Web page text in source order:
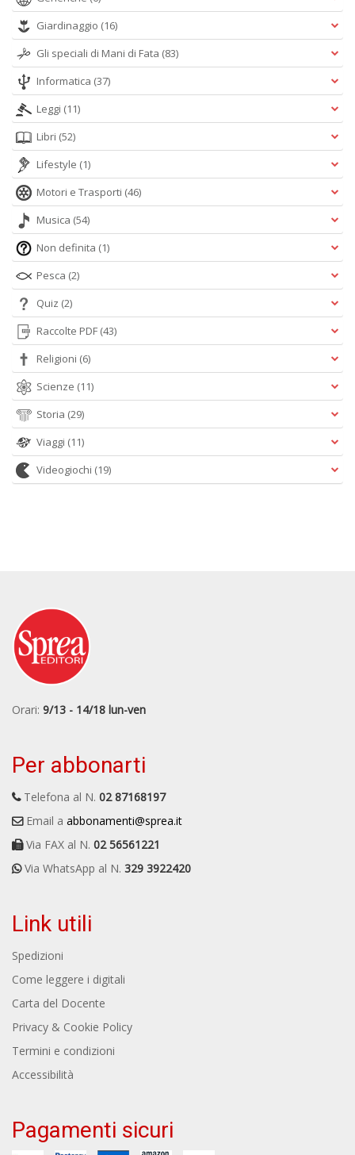
Giardinaggio (16)
Gli speciali di Mani di Fata (83)
Informatica (37)
Leggi (11)
Libri (52)
Lifestyle (1)
Motori e Trasporti (46)
Musica (54)
Non definita (1)
Pesca (2)
Quiz (2)
Raccolte PDF (43)
Religioni (6)
Scienze (11)
Storia (29)
Viaggi (11)
Videogiochi (19)
Orari: 9/13 - 14/18 lun-ven
Per abbonarti
Telefona al N. 02 87168197
Email a abbonamenti@sprea.it
Via FAX al N. 02 56561221
Via WhatsApp al N. 329 3922420
Link utili
Spedizioni
Come leggere i digitali
Carta del Docente
Privacy & Cookie Policy
Termini e condizioni
Accessibilità
Pagamenti sicuri